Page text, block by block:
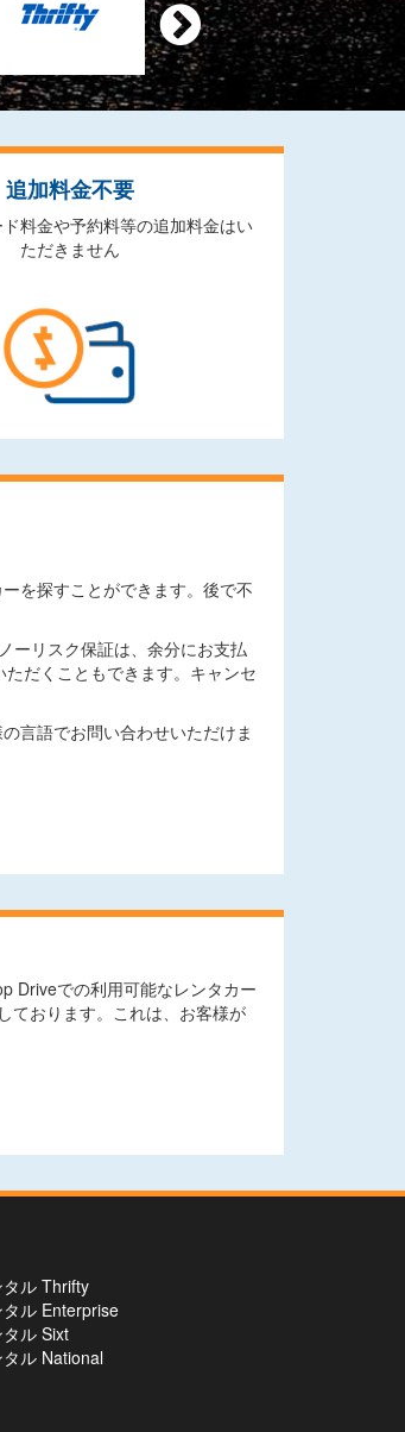

追加料金不要
料金や予約料等の追加料金はい
ただきません
を探すことができます。後で不
ーリスク保証は、余分にお支払
だくこともできます。キャンセ
言語でお問い合わせいただけま
Driveでの利用可能なレンタカー
ております。これは、お客様が
ル Thrifty
ル Enterprise
ル Sixt
ル National